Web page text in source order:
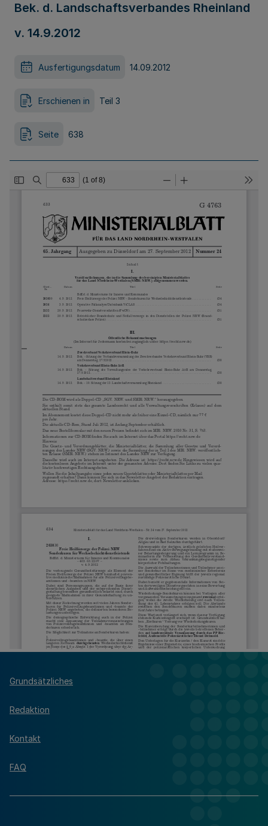
Bek. d. Landschaftsverbandes Rheinland
v. 14.9.2012
Ausfertigungsdatum 14.09.2012
Erschienen in Teil 3
Seite 638
Grundsätzliches
Redaktion
Kontakt
FAQ